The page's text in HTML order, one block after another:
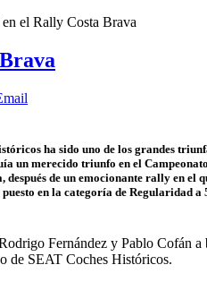
el Rally Costa Brava
ha sido uno de los grandes
un merecido triunfo en el
de un emocionante rally en el
en la categoría de Regularidad a
Fernández y Pablo Cofán
de SEAT Coches Históricos.